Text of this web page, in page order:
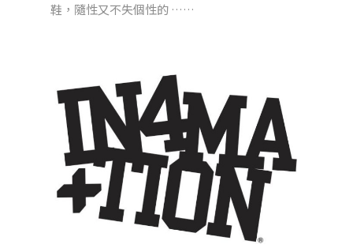
鞋，隨性又不失個性的 ……